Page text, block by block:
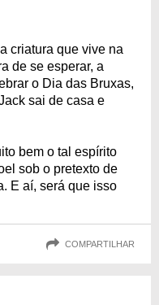
criatura que vive na
de se esperar, a
o Dia das Bruxas,
sai de casa e
bem o tal espírito
sob o pretexto de
E aí, será que isso
COMPARTILHAR